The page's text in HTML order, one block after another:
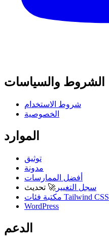
الشروط والسياسات
شروط الاستخدام
الخصوصية
الموارد
توثيق
مدونة
أفضل الممارسات
سجل التغيير 🚀 تحديث
مكتبة فئات Tailwind CSS
WordPress
الدعم